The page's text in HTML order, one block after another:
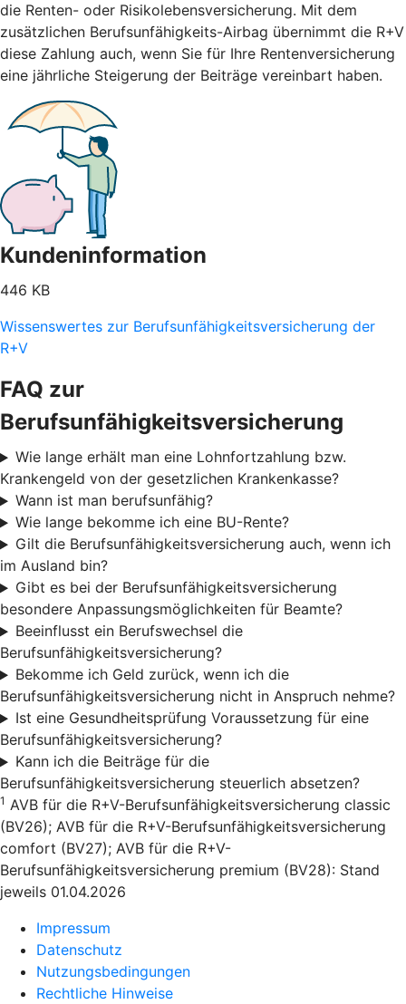
die Renten- oder Risikolebensversicherung. Mit dem
zusätzlichen Berufsunfähigkeits-Airbag übernimmt die R+V
diese Zahlung auch, wenn Sie für Ihre Rentenversicherung
eine jährliche Steigerung der Beiträge vereinbart haben.
Kundeninformation
446 KB
Wissenswertes zur Berufsunfähigkeitsversicherung der
R+V
FAQ zur
Berufsunfähigkeitsversicherung
Wie lange erhält man eine Lohnfortzahlung bzw.
Krankengeld von der gesetzlichen Krankenkasse?
Wann ist man berufsunfähig?
Wie lange bekomme ich eine BU-Rente?
Gilt die Berufsunfähigkeitsversicherung auch, wenn ich
im Ausland bin?
Gibt es bei der Berufsunfähigkeitsversicherung
besondere Anpassungsmöglichkeiten für Beamte?
Beeinflusst ein Berufswechsel die
Berufsunfähigkeitsversicherung?
Bekomme ich Geld zurück, wenn ich die
Berufsunfähigkeitsversicherung nicht in Anspruch nehme?
Ist eine Gesundheitsprüfung Voraussetzung für eine
Berufsunfähigkeitsversicherung?
Kann ich die Beiträge für die
Berufsunfähigkeitsversicherung steuerlich absetzen?
1 AVB für die R+V-Berufsunfähigkeitsversicherung classic
(BV26); AVB für die R+V-Berufsunfähigkeitsversicherung
comfort (BV27); AVB für die R+V-
Berufsunfähigkeitsversicherung premium (BV28): Stand
jeweils 01.04.2026
Impressum
Datenschutz
Nutzungsbedingungen
Rechtliche Hinweise